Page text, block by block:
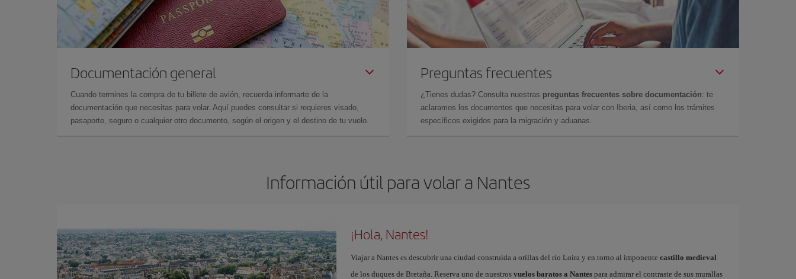
Documentación general
Cuando termines la compra de tu billete de avión, recuerda informarte de la
documentación que necesitas para volar. Aquí puedes consultar si requieres visado,
pasaporte, seguro o cualquier otro documento, según el origen y el destino de tu vuelo.
Preguntas frecuentes
¿Tienes dudas? Consulta nuestras preguntas frecuentes sobre documentación: te
aclaramos los documentos que necesitas para volar con Iberia, así como los trámites
específicos exigidos para la migración y aduanas.
Información útil para volar a Nantes
¡Hola, Nantes!
Viajar a Nantes es descubrir una ciudad construida a orillas del río Loira y en torno al imponente castillo medieval
de los duques de Bretaña. Reserva uno de nuestros vuelos baratos a Nantespara admirar el contraste de sus murallas